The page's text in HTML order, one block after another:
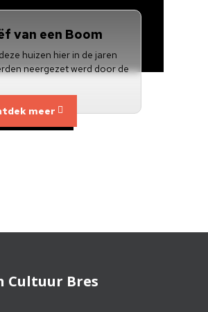
van een Boom
huizen hier in de jaren
neergezet werd door de
meer
Cultuur Bres